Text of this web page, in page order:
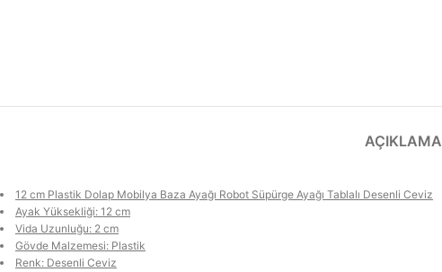
AÇIKLAMA
12 cm Plastik Dolap Mobilya Baza Ayağı Robot Süpürge Ayağı Tablalı Desenli Ceviz
Ayak Yüksekliği: 12 cm
Vida Uzunluğu: 2 cm
Gövde Malzemesi: Plastik
Renk: Desenli Ceviz